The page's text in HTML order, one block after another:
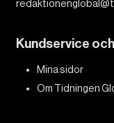
Kundservice
Mina sidor
Om Tidningen
DET